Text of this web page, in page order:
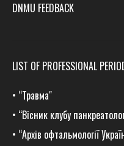
DNMU FEEDBACK
LIST OF PROFESSIONAL
• “Травма"
• “Вісник клубу
• “Архів офтальмології